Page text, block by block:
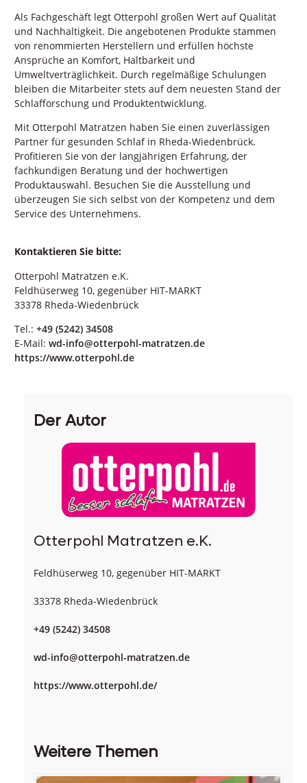
Als Fachgeschäft legt Otterpohl großen Wert auf Qualität
und Nachhaltigkeit. Die angebotenen Produkte stammen
von renommierten Herstellern und erfüllen höchste
Ansprüche an Komfort, Haltbarkeit und
Umweltverträglichkeit. Durch regelmäßige Schulungen
bleiben die Mitarbeiter stets auf dem neuesten Stand der
Schlafforschung und Produktentwicklung.
Mit Otterpohl Matratzen haben Sie einen zuverlässigen
Partner für gesunden Schlaf in Rheda-Wiedenbrück.
Profitieren Sie von der langjährigen Erfahrung, der
fachkundigen Beratung und der hochwertigen
Produktauswahl. Besuchen Sie die Ausstellung und
überzeugen Sie sich selbst von der Kompetenz und dem
Service des Unternehmens.
Kontaktieren Sie bitte:
Otterpohl Matratzen e.K.
Feldhüserweg 10, gegenüber HIT-MARKT
33378 Rheda-Wiedenbrück
Tel.: +49 (5242) 34508
E-Mail: wd-info@otterpohl-matratzen.de
https://www.otterpohl.de
Der Autor
Otterpohl Matratzen e.K.
Feldhüserweg 10, gegenüber HIT-MARKT
33378 Rheda-Wiedenbrück
+49 (5242) 34508
wd-info@otterpohl-matratzen.de
https://www.otterpohl.de/
Weitere Themen